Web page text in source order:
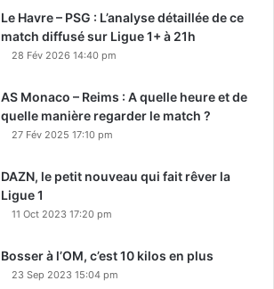
Le Havre – PSG : L’analyse détaillée de ce
match diffusé sur Ligue 1+ à 21h
28 Fév 2026 14:40 pm
AS Monaco – Reims : A quelle heure et de
quelle manière regarder le match ?
27 Fév 2025 17:10 pm
DAZN, le petit nouveau qui fait rêver la
Ligue 1
11 Oct 2023 17:20 pm
Bosser à l’OM, c’est 10 kilos en plus
23 Sep 2023 15:04 pm